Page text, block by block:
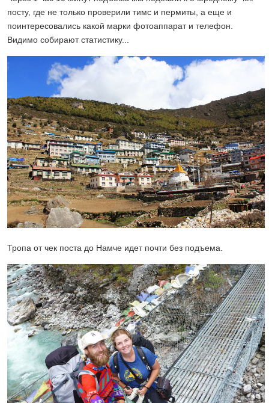
посту, где не только проверили тимс и пермиты, а еще и
поинтересовались какой марки фотоаппарат и телефон.
Видимо собирают статистику...
Тропа от чек поста до Намче идет почти без подъема.